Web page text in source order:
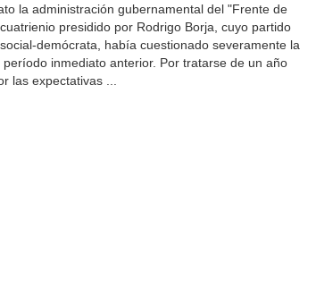
la administración gubernamental del "Frente de
presidido por Rodrigo Borja, cuyo partido
demócrata, había cuestionado severamente la
inmediato anterior. Por tratarse de un año
las expectativas ...